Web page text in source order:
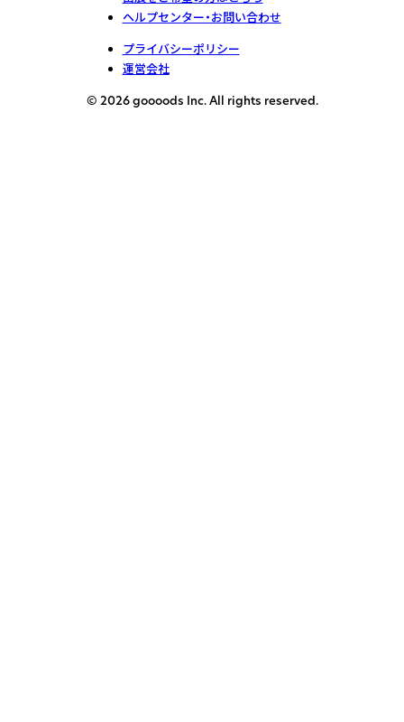
ヘルプセンター・お問い合わせ
プライバシーポリシー
運営会社
© 2026 goooods Inc. All rights reserved.